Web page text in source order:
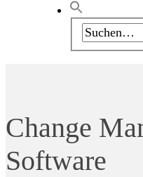
Change
Software